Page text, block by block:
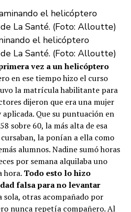
el helicóptero
La Santé. (Foto: Alloutte)
vez a un helicóptero
en ese tiempo hizo el curso
la matrícula habilitante para
dijeron que era una mujer
Que su puntuación en
sobre 60, la más alta de esa
la ponían a ella como
alumnos. Nadine sumó horas
por semana alquilaba uno
hora. Todo esto lo hizo
falsa para no levantar
sola, otras acompañado por
nunca repetía compañero. Al